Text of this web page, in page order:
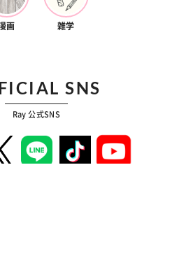
画 雑学
SNS
Ray 公式SNS